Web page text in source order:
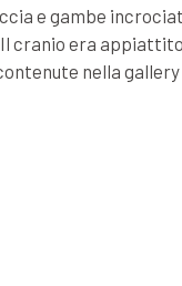
e gambe
cranio era
nella